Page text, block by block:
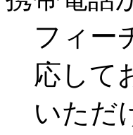
フィー
応して
いただ